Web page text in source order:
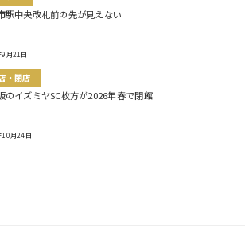
駅中央改札前の先が見えない
月21日
・閉店
のイズミヤSC枚方が2026年春で閉館
月24日